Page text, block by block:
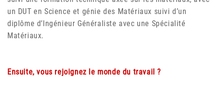
un DUT en Science et génie des Matériaux suivi d’un
diplôme d’Ingénieur Généraliste avec une Spécialité
Matériaux.
Ensuite, vous rejoignez le monde du travail ?